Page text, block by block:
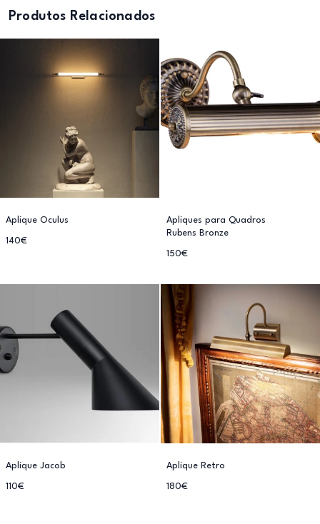
Produtos Relacionados
Aplique Oculus
140€
Apliques para Quadros
Rubens Bronze
150€
Aplique Jacob
110€
Aplique Retro
180€